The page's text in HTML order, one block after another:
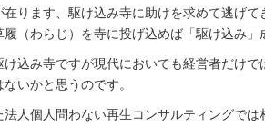
在ります、駆け込み寺に助けを求めて逃げ
履（わらじ）を寺に投げ込めば「駆け込み」
け込み寺ですが現代においても経営者だけ
いかと思うのです。
法人個人問わない再生コンサルティングで